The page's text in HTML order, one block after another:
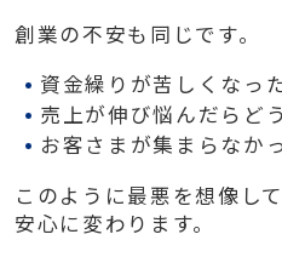
創業の不安も同じです。
資金繰りが苦しくなっ
売上が伸び悩んだらど
お客さまが集まらなか
このように最悪を想像し
安心に変わります。